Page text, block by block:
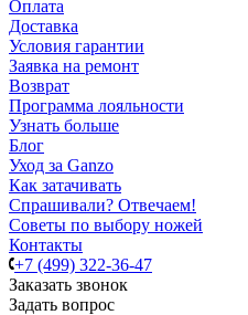
Оплата
Доставка
Условия гарантии
Заявка на ремонт
Возврат
Программа лояльности
Узнать больше
Блог
Уход за Ganzo
Как затачивать
Спрашивали? Отвечаем!
Советы по выбору ножей
Контакты
+7 (499) 322-36-47
Заказать звонок
Задать вопрос